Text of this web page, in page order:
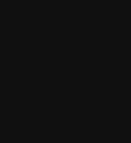
강원특별자치도 춘천시 외솔